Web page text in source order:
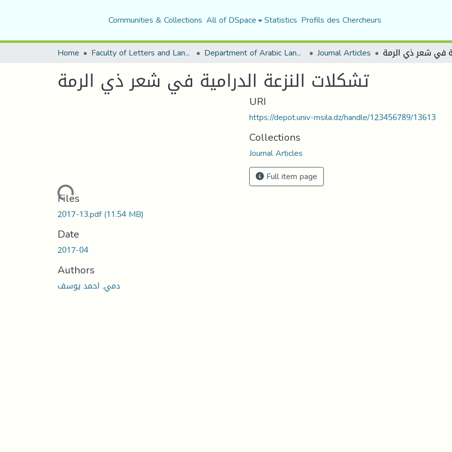
Communities & Collections All of DSpace Statistics Profils des Chercheurs
Home Faculty of Letters and Languages Department of Arabic Language and Literature Journal Articles
تشكلات النزعة الدرامية في شعر ذي الرمة
Loading...
Files
2017-13.pdf(11.54 MB)
Date
2017-04
Authors
دمي, احمد يوسف
URI
https://depot.univ-msila.dz/handle/123456789/13613
Collections
Journal Articles
Full item page